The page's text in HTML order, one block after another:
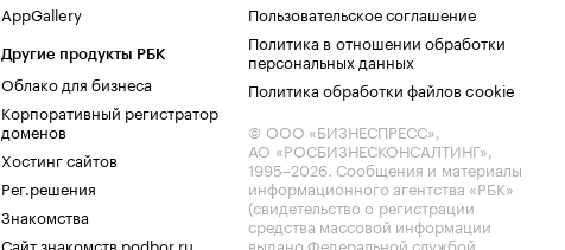
AppGallery
Другие продукты РБК
Облако для бизнеса
Корпоративный регистратор
доменов
Хостинг сайтов
Рег.решения
Знакомства
Сайт знакомств podbor.ru
Пользовательское соглашение
Политика в отношении обработки
персональных данных
Политика обработки файлов cookie
© ООО «БИЗНЕСПРЕСС»,
АО «РОСБИЗНЕСКОНСАЛТИНГ»,
1995–2026. Сообщения и материалы
информационного агентства «РБК»
(свидетельство о регистрации
средства массовой информации
выдано Федеральной службой